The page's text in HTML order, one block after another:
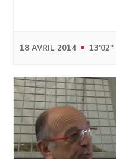
18 AVRIL 2014 13'02''